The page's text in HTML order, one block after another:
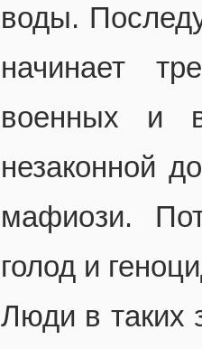
воды.
начинает
военных и
незаконной
мафиози.
голод и
Люди в таких